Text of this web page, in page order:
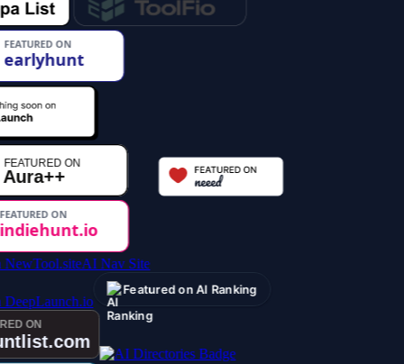
AI Nav Site
Featured on AI Ranking